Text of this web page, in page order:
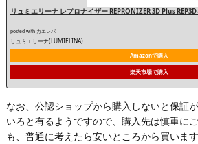
リュミエリーナ レプロナイザー REPRONIZER 3D Plus
posted with カエレバ
リュミエリーナ(LUMIELINA)
Amazonで購入
楽天市場で購入
なお、公認ショップから購入しないと保証
いろと有るようですので、購入先は慎重に
も、普通に考えたら安いところから買いま